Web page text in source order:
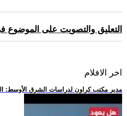
التعليق والتصويت على الموضوع
اخر الافلام
.. مدير مكتب كراون لدراسات الشرق الأوسط: